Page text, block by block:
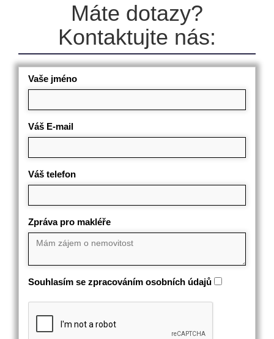
Máte dotazy?
Kontaktujte nás:
Vaše jméno
Váš E-mail
Váš telefon
Zpráva pro makléře
Souhlasím se zpracováním osobních údajů